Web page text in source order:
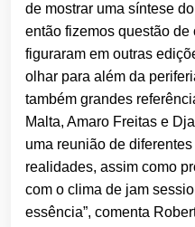
de mostrar uma síntese
então fizemos questão
figuraram em outras
olhar para além da
também grandes
Malta, Amaro Freitas e
uma reunião de
realidades, assim como
com o clima de jam
essência”, comenta